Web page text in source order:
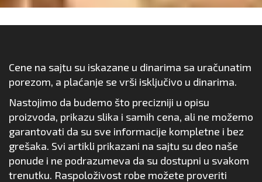
Cene na sajtu su iskazane u dinarima sa uračunatim
porezom, a plaćanje se vrši isključivo u dinarima.
Nastojimo da budemo što precizniji u opisu
proizvoda, prikazu slika i samih cena, ali ne možemo
garantovati da su sve informacije kompletne i bez
grešaka. Svi artikli prikazani na sajtu su deo naše
ponude i ne podrazumeva da su dostupni u svakom
trenutku. Raspoloživost robe možete proveriti